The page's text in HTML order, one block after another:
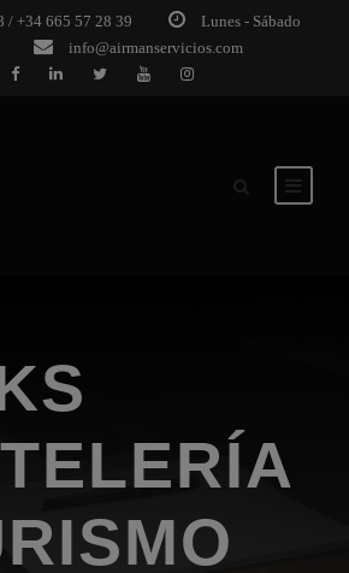
/ +34 665 57 28 39
Lunes - Sábado
info@airmanservicios.com